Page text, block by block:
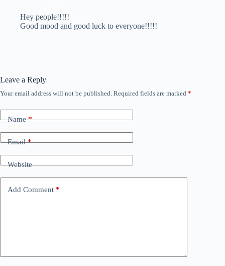
Hey people!!!!!
Good mood and good luck to everyone!!!!!
Leave a Reply
Your email address will not be published. Required fields are marked *
Name*
Email*
Website
Add Comment *